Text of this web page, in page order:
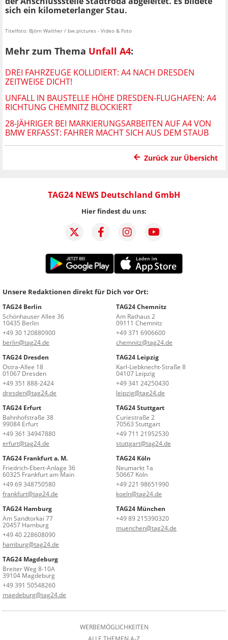
sich ein kilometerlanger Stau.
Titelfoto: Björn Walther / bw.pictures - Video & Foto
Mehr zum Thema Unfall A4:
DREI FAHRZEUGE KOLLIDIERT: A4 NACH DRESDEN
ZEITWEISE DICHT!
UNFALL IN BAUSTELLE HÖHE DRESDEN-FLUGHAFEN: A4
RICHTUNG CHEMNITZ BLOCKIERT
28-JÄHRIGER BEI MARKIERUNGSARBEITEN AUF A4 VON
BMW ERFASST: FAHRER MACHT SICH AUS DEM STAUB
Zurück zur Übersicht
TAG24 NEWS Deutschland GmbH
Hier findest du uns:
Unsere Redaktionen direkt für Dich vor Ort:
TAG24 Berlin
Schönhauser Allee 36
10435 Berlin
+49 30 120880900
berlin@tag24.de
TAG24 Chemnitz
Am Rathaus 2
09111 Chemnitz
+49 371 6906600
chemnitz@tag24.de
TAG24 Dresden
Ostra-Allee 18
01067 Dresden
+49 351 888-2424
dresden@tag24.de
TAG24 Leipzig
Karl-Liebknecht-Straße 8
04107 Leipzig
+49 341 24250430
leipzig@tag24.de
TAG24 Erfurt
Bahnhofstraße 38
99084 Erfurt
+49 361 34947880
erfurt@tag24.de
TAG24 Stuttgart
Curiestraße 2
70563 Stuttgart
+49 711 21952530
stuttgart@tag24.de
TAG24 Frankfurt a. M.
Friedrich-Ebert-Anlage 36
60325 Frankfurt am Main
+49 69 348750580
frankfurt@tag24.de
TAG24 Köln
Neumarkt 1a
50667 Köln
+49 221 98651990
koeln@tag24.de
TAG24 Hamburg
Am Sandtorkai 77
20457 Hamburg
+49 40 228608090
hamburg@tag24.de
TAG24 München
+49 89 215390320
muenchen@tag24.de
TAG24 Magdeburg
Breiter Weg 8-10A
39104 Magdeburg
+49 391 50548260
magdeburg@tag24.de
WERBEMÖGLICHKEITEN